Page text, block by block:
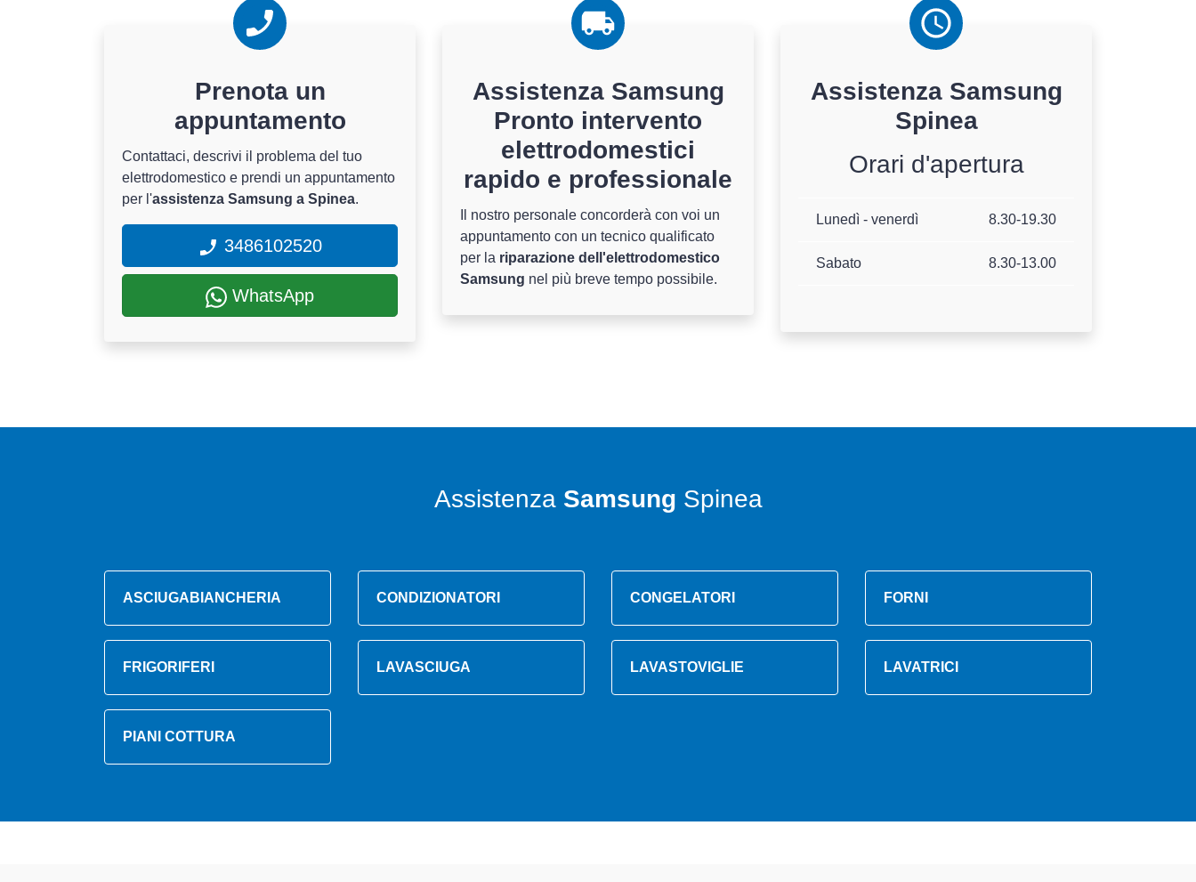
Prenota un
appuntamento
Contattaci, descrivi il problema del tuo
elettrodomestico e prendi un appuntamento
per l'assistenza Samsung a Spinea.
3486102520
WhatsApp
Assistenza Samsung
Pronto intervento
elettrodomestici
rapido e professionale
Il nostro personale concorderà con voi un
appuntamento con un tecnico qualificato
per la riparazione dell'elettrodomestico
Samsung nel più breve tempo possibile.
Assistenza Samsung
Spinea
Orari d'apertura
Lunedì - venerdì 8.30-19.30
Sabato 8.30-13.00
Assistenza Samsung Spinea
ASCIUGABIANCHERIA CONDIZIONATORI CONGELATORI FORNI
FRIGORIFERI LAVASCIUGA LAVASTOVIGLIE LAVATRICI
PIANI COTTURA